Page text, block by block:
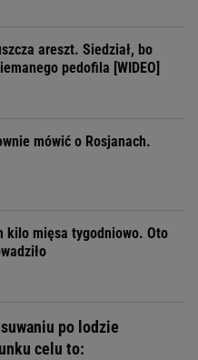
areszt. Siedział, bo
pedofila [WIDEO]
mówić o Rosjanach.
kilo mięsa tygodniowo. Oto
po lodzie
celu to: